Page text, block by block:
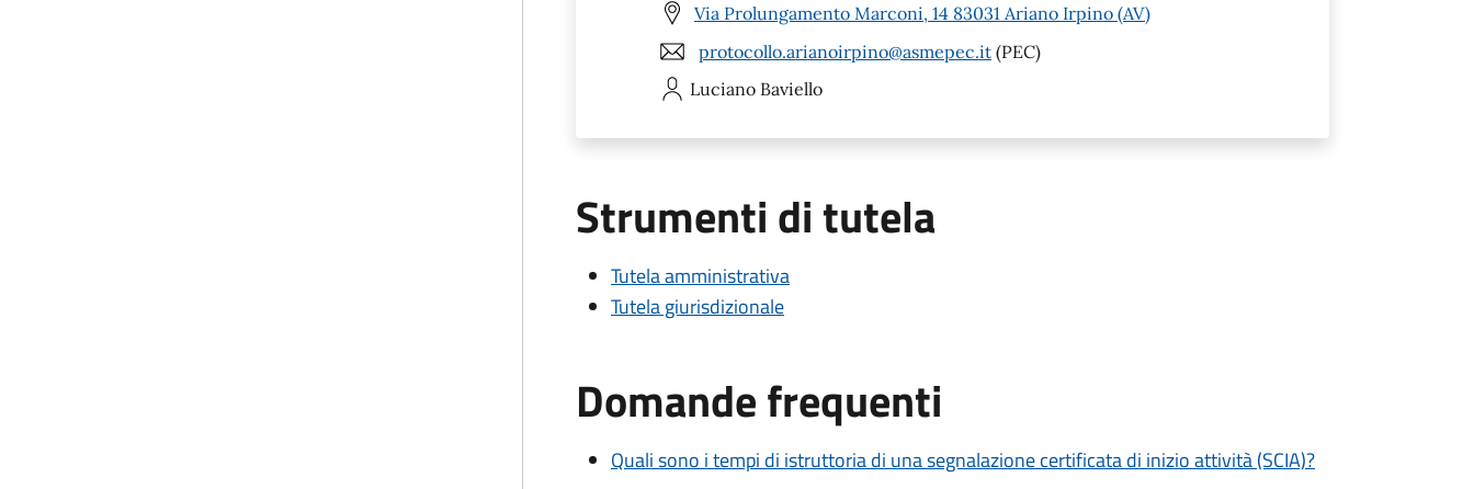
Via Prolungamento Marconi, 14 83031 Ariano Irpino (AV)
protocollo.arianoirpino@asmepec.it (PEC)
Luciano Baviello
Strumenti di tutela
Tutela amministrativa
Tutela giurisdizionale
Domande frequenti
Quali sono i tempi di istruttoria di una segnalazione certificata di inizio attività (SCIA)?